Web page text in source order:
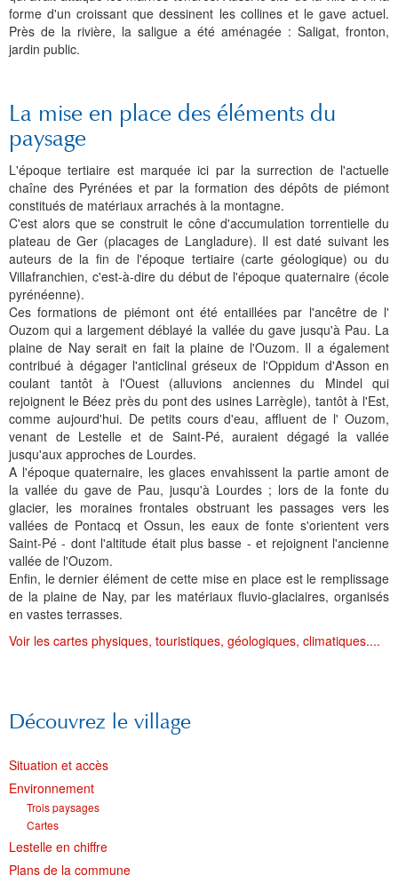
forme d'un croissant que dessinent les collines et le gave actuel.
Près de la rivière, la saligue a été aménagée : Saligat, fronton,
jardin public.
La mise en place des éléments du
paysage
L'époque tertiaire est marquée ici par la surrection de l'actuelle
chaîne des Pyrénées et par la formation des dépôts de piémont
constitués de matériaux arrachés à la montagne.
C'est alors que se construit le cône d'accumulation torrentielle du
plateau de Ger (placages de Langladure). Il est daté suivant les
auteurs de la fin de l'époque tertiaire (carte géologique) ou du
Villafranchien, c'est-à-dire du début de l'époque quaternaire (école
pyrénéenne).
Ces formations de piémont ont été entaillées par l'ancêtre de l'
Ouzom qui a largement déblayé la vallée du gave jusqu'à Pau. La
plaine de Nay serait en fait la plaine de l'Ouzom. Il a également
contribué à dégager l'anticlinal gréseux de l'Oppidum d'Asson en
coulant tantôt à l'Ouest (alluvions anciennes du Mindel qui
rejoignent le Béez près du pont des usines Larrègle), tantôt à l'Est,
comme aujourd'hui. De petits cours d'eau, affluent de l' Ouzom,
venant de Lestelle et de Saint-Pé, auraient dégagé la vallée
jusqu'aux approches de Lourdes.
A l'époque quaternaire, les glaces envahissent la partie amont de
la vallée du gave de Pau, jusqu'à Lourdes ; lors de la fonte du
glacier, les moraines frontales obstruant les passages vers les
vallées de Pontacq et Ossun, les eaux de fonte s'orientent vers
Saint-Pé - dont l'altitude était plus basse - et rejoignent l'ancienne
vallée de l'Ouzom.
Enfin, le dernier élément de cette mise en place est le remplissage
de la plaine de Nay, par les matériaux fluvio-glaciaires, organisés
en vastes terrasses.
Voir les cartes physiques, touristiques, géologiques, climatiques....
Découvrez le village
Situation et accès
Environnement
Trois paysages
Cartes
Lestelle en chiffre
Plans de la commune